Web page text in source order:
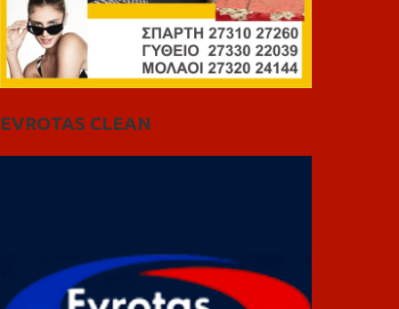
EVROTAS CLEAN